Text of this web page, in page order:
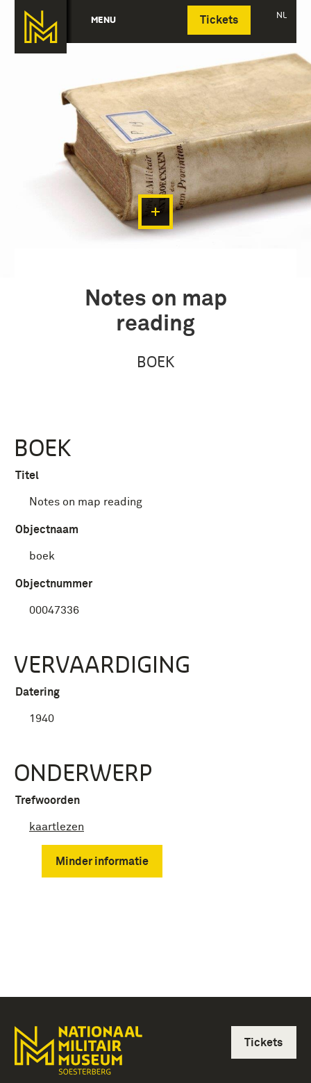
MENU Tickets NL
Deutsch
Notes on map
reading
BOEK
BOEK
Titel
Notes on map reading
Objectnaam
boek
Objectnummer
00047336
VERVAARDIGING
Datering
1940
ONDERWERP
Trefwoorden
kaartlezen
Minder informatie
Tickets